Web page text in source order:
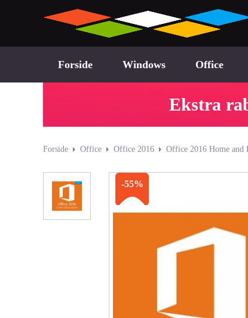
Forside Windows Office
Ekstra
Forside Office Office 2016 Office 2016 Home and
-55%